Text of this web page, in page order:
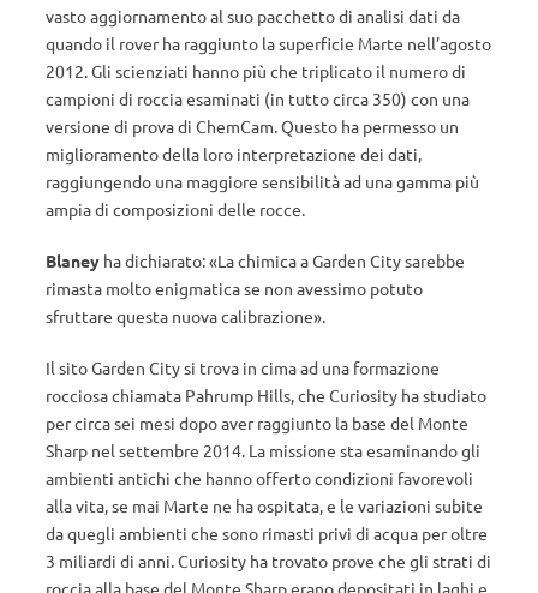
vasto aggiornamento al suo pacchetto di analisi dati da
quando il rover ha raggiunto la superficie Marte nell’agosto
2012. Gli scienziati hanno più che triplicato il numero di
campioni di roccia esaminati (in tutto circa 350) con una
versione di prova di ChemCam. Questo ha permesso un
miglioramento della loro interpretazione dei dati,
raggiungendo una maggiore sensibilità ad una gamma più
ampia di composizioni delle rocce.
Blaney ha dichiarato:«La chimica a Garden City sarebbe
rimasta molto enigmatica se non avessimo potuto
sfruttare questa nuova calibrazione».
Il sito Garden City si trova in cima ad una formazione
rocciosa chiamata Pahrump Hills, che Curiosity ha studiato
per circa sei mesi dopo aver raggiunto la base del Monte
Sharp nel settembre 2014. La missione sta esaminando gli
ambienti antichi che hanno offerto condizioni favorevoli
alla vita, se mai Marte ne ha ospitata, e le variazioni subite
da quegli ambienti che sono rimasti privi di acqua per oltre
3 miliardi di anni. Curiosity ha trovato prove che gli strati di
roccia alla base del Monte Sharp erano depositati in laghi e